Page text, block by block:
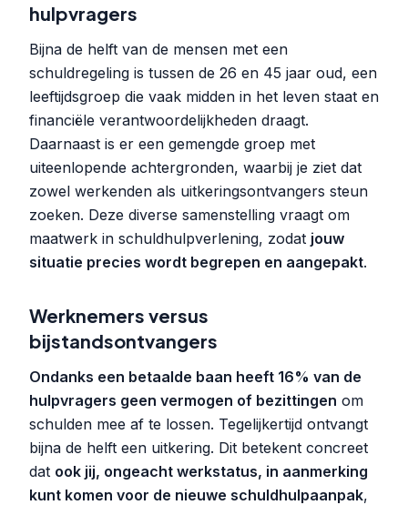
hulpvragers
Bijna de helft van de mensen met een
schuldregeling is tussen de 26 en 45 jaar oud, een
leeftijdsgroep die vaak midden in het leven staat en
financiële verantwoordelijkheden draagt.
Daarnaast is er een gemengde groep met
uiteenlopende achtergronden, waarbij je ziet dat
zowel werkenden als uitkeringsontvangers steun
zoeken. Deze diverse samenstelling vraagt om
maatwerk in schuldhulpverlening, zodat jouw
situatie precies wordt begrepen en aangepakt.
Werknemers versus
bijstandsontvangers
Ondanks een betaalde baan heeft 16% van de
hulpvragers geen vermogen of bezittingen om
schulden mee af te lossen. Tegelijkertijd ontvangt
bijna de helft een uitkering. Dit betekent concreet
dat ook jij, ongeacht werkstatus, in aanmerking
kunt komen voor de nieuwe schuldhulpaanpak,